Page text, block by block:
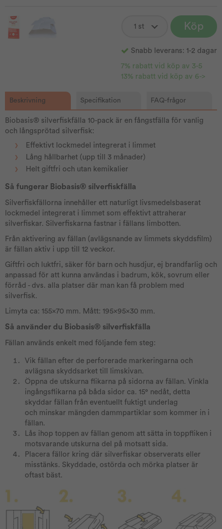
Köp
Snabb leverans: 1-2 dagar
7% rabatt vid köp av 3-5
13% rabatt vid köp av 6->
Beskrivning Specifikation FAQ-frågor
Biobasis® silverfiskfälla 10-pack är en fångstfälla för vanlig
och långsprötad silverfisk:
Effektivt lockmedel integrerat i limmet
Lång hållbarhet (upp till 3 månader)
Helt giftfri och utan kemikalier
Så fungerar Biobasis® silverfiskfälla
Silverfiskfällorna innehåller ett naturligt livsmedelsbaserat
lockmedel integrerat i limmet som effektivt attraherar
silverfiskar. Silverfiskarna fastnar i fällans limbotten.
Från aktivering av fällan (avlägsnande av limmets skyddsfilm)
är fällan aktiv i upp till 12 veckor.
Giftfri och luktfri, säker för barn och husdjur, ej brandfarlig och
anpassad för att kunna användas i badrum, kök, sovrum eller
förråd - dvs. alla platser där man kan få problem med
silverfisk.
Limyta ca: 155x70 mm. Mått: 195x95x30 mm.
Så använder du Biobasis® silverfiskfälla
Fällan används enkelt med följande fem steg:
Vik fällan efter de perforerade markeringarna och
avlägsna skyddsarket till limskivan.
Öppna de utskurna flikarna på sidorna av fällan. Vinkla
ingångsflikarna på båda sidor ca. 15° nedåt, detta
skyddar fällan från eventuellt fuktigt underlag
och minskar mängden dammpartiklar som kommer in i
fällan.
Lås ihop toppen av fällan genom att sätta in toppfliken i
motsvarande utskurna del på motsatt sida.
Placera fällor kring där silverfiskar observerats eller
misstänks. Skyddade, ostörda och mörka platser är
oftast bäst.